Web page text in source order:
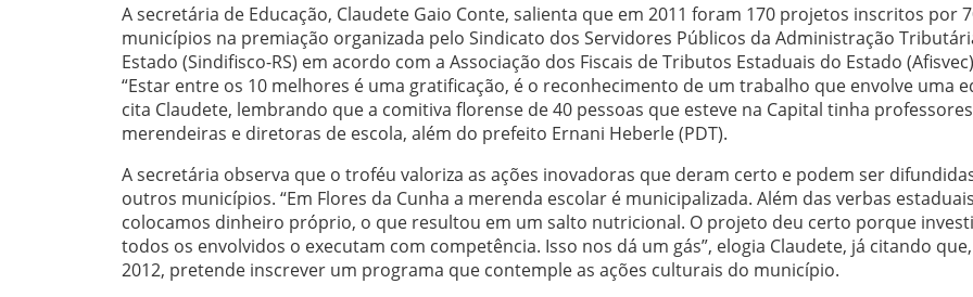
A secretária de Educação, Claudete Gaio Conte, salienta que em 2011 foram 170 projetos inscritos por
municípios na premiação organizada pelo Sindicato dos Servidores Públicos da Administração
Estado (Sindifisco-RS) em acordo com a Associação dos Fiscais de Tributos Estaduais do Estado
“Estar entre os 10 melhores é uma gratificação, é o reconhecimento de um trabalho que envolve uma
cita Claudete, lembrando que a comitiva florense de 40 pessoas que esteve na Capital tinha
merendeiras e diretoras de escola, além do prefeito Ernani Heberle (PDT).
A secretária observa que o troféu valoriza as ações inovadoras que deram certo e podem ser
outros municípios. “Em Flores da Cunha a merenda escolar é municipalizada. Além das verbas
colocamos dinheiro próprio, o que resultou em um salto nutricional. O projeto deu certo porque
todos os envolvidos o executam com competência. Isso nos dá um gás”, elogia Claudete, já citando
2012, pretende inscrever um programa que contemple as ações culturais do município.